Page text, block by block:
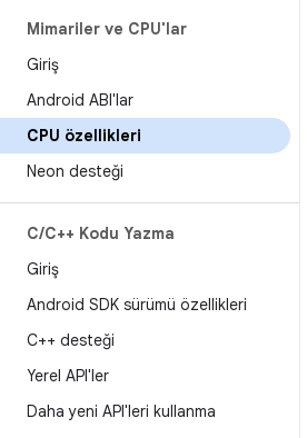
Mimariler ve CPU'lar
Giriş
Android ABI'lar
CPU özellikleri
Neon desteği
C/C++ Kodu Yazma
Giriş
Android SDK sürümü özellikleri
C++ desteği
Yerel API'ler
Daha yeni API'leri kullanma